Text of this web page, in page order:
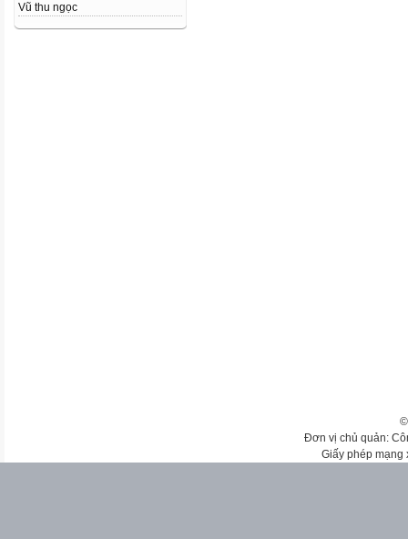
Vũ thu ngọc
Đơn vị chủ quản:
Giấy phép mạng